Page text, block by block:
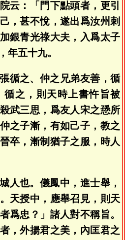
云：「門下點頭者，更引
，甚不悅，遂出爲汝州刺
銀青光祿大夫，入爲太子
年五十九。
循之、仲之兄弟友善，循
循之，則天時上書忤旨被
武三思，爲友人宋之愻所
之子漸，有如己子，教之
卒，漸制猶子之服，時人
人也。儀鳳中，進士舉，
天授中，應舉召見，則天
爲忠？」諸人對不稱旨。
，外揚君之美，內匡君之